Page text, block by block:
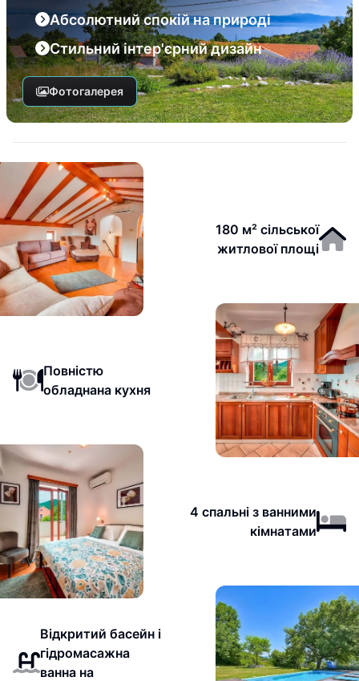
Абсолютний спокій на природі
Стильний інтер'єрний дизайн
Фотогалерея
180 м² сільської
житлової площі
Повністю
обладнана кухня
4 спальні з ванними
кімнатами
Відкритий басейн і
гідромасажна
ванна на